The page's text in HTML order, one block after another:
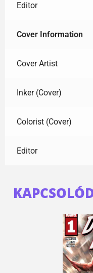
Editor
Cover Information
Cover Artist
Inker (Cover)
Colorist (Cover)
Editor